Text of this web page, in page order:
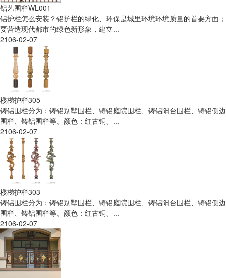
铝艺围栏WL001
铝护栏怎么安装？铝护栏的绿化、环保是城里环境环境质量的首要方面；
要营造现代都市的绿色新形象，建立...
2106-02-07
楼梯护栏305
铸铝围栏分为：铸铝别墅围栏、铸铝庭院围栏、铸铝阳台围栏、铸铝侧边
围栏、铸铝围栏等。颜色：红古铜、...
2106-02-07
楼梯护栏303
铸铝围栏分为：铸铝别墅围栏、铸铝庭院围栏、铸铝阳台围栏、铸铝侧边
围栏、铸铝围栏等。颜色：红古铜、...
2106-02-07